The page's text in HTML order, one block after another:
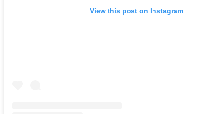
View this post on Instagram